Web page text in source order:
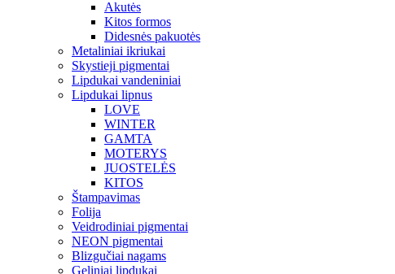
Akutės
Kitos formos
Didesnės pakuotės
Metaliniai ikriukai
Skystieji pigmentai
Lipdukai vandeniniai
Lipdukai lipnus
LOVE
WINTER
GAMTA
MOTERYS
JUOSTELĖS
KITOS
Štampavimas
Folija
Veidrodiniai pigmentai
NEON pigmentai
Blizgučiai nagams
Geliniai lipdukai